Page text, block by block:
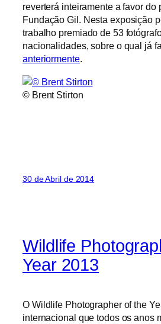
reverterá inteiramente a favor do
Fundação Gil. Nesta exposição
trabalho premiado de 53
nacionalidades, sobre o qual já
anteriormente.
© Brent Stirton
30 de Abril de 2014
Wildlife
Year 2013
O Wildlife Photographer of the
internacional que todos os anos